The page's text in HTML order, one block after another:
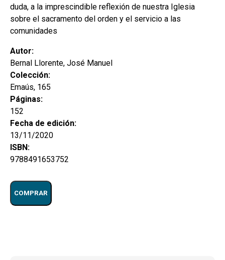
duda, a la imprescindible reflexión de nuestra Iglesia
sobre el sacramento del orden y el servicio a las
comunidades
Autor:
Bernal Llorente, José Manuel
Colección:
Emaús, 165
Páginas:
152
Fecha de edición:
13/11/2020
ISBN:
9788491653752
COMPRAR